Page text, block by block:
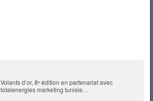
Volants d’or, 8ᵉ édition en partenariat avec
totalenergies marketing tunisie…